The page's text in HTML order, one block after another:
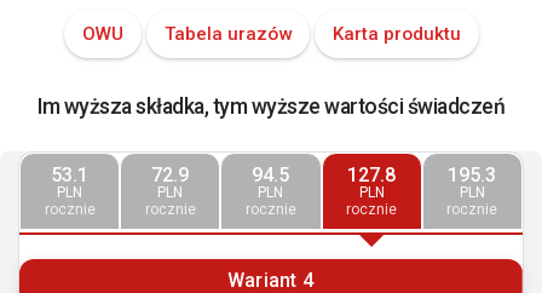
OWU Tabela urazów Karta produktu
Im wyższa składka, tym wyższe wartości świadczeń
53.1
PLN
rocznie
72.9
PLN
rocznie
94.5
PLN
rocznie
127.8
PLN
rocznie
195.3
PLN
rocznie
Wariant 4